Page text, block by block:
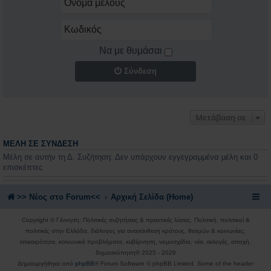
Να με θυμάσαι
Σύνδεση
Μετάβαση σε
ΜΈΛΗ ΣΕ ΣΎΝΔΕΣΗ
Μέλη σε αυτήν τη Δ. Συζήτηση: Δεν υπάρχουν εγγεγραμμένα μέλη και 0
επισκέπτες
>> Nέος στο Forum<< Αρχική Σελίδα (Home)
Copyright © Γέννηση: Πολιτικές συζητήσεις & πρακτικές λύσεις. Πολιτική, πολιτικοί &
πολιτικές στην Ελλάδα, διάλογος για ανασύνθεση κράτους, θεσμών & κοινωνίας,
επικαιρότητα, κοινωνικά προβλήματα, κυβέρνηση, νομοσχέδια, νέα, εκλογές, αποχή,
δημοσκόπηση® 2025 - 2026
Δημιουργήθηκε από phpBB ® Forum Software © phpBB Limited. Some of the header